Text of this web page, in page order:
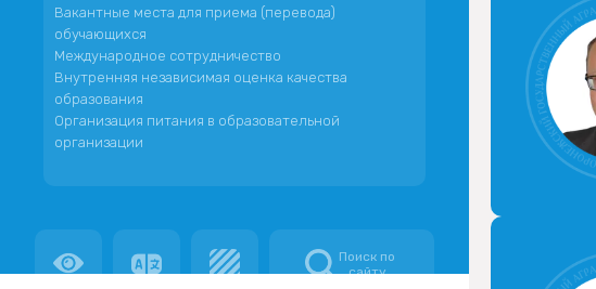
Вакантные места для приема (перевода)
обучающихся
Международное сотрудничество
Внутренняя независимая оценка качества
образования
Организация питания в образовательной
организации
Поиск по
сайту